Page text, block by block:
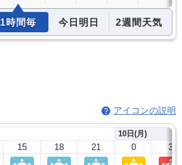
1時間毎 今日明日 2週間天気
アイコンの説明
15 18 21
10日(月)
0 3